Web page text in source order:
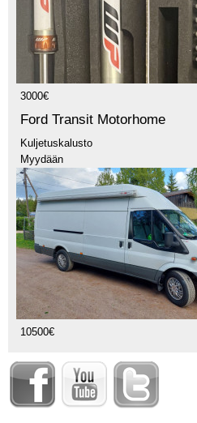
3000€
Ford Transit Motorhome
Kuljetuskalusto
Myydään
10500€